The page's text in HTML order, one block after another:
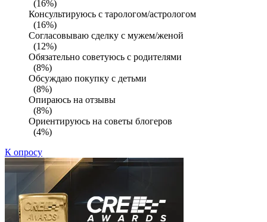
(16%)
Консультируюсь с тарологом/астрологом
(16%)
Согласовываю сделку с мужем/женой
(12%)
Обязательно советуюсь с родителями
(8%)
Обсуждаю покупку с детьми
(8%)
Опираюсь на отзывы
(8%)
Ориентируюсь на советы блогеров
(4%)
К опросу